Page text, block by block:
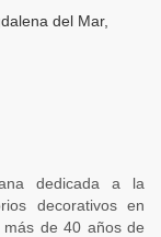
del Mar,
dedicada a la
decorativos en
más de 40 años de